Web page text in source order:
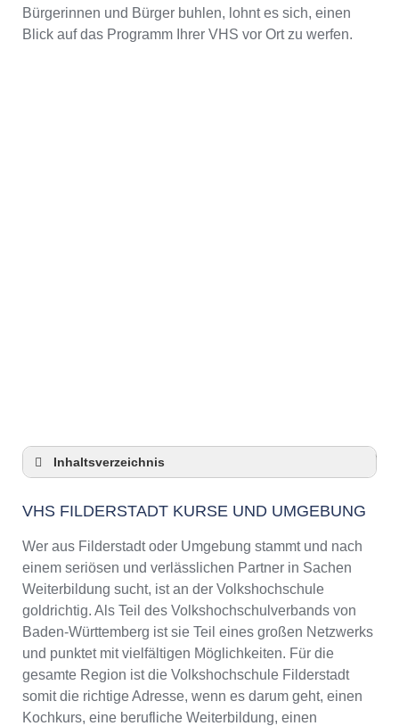
Bürgerinnen und Bürger buhlen, lohnt es sich, einen
Blick auf das Programm Ihrer VHS vor Ort zu werfen.
Anzeige
Inhaltsverzeichnis
VHS Filderstadt – Öffnungszeiten und
Top-Kurse an der Abendschule Filderstadt
Online-Kurse – Alternative Angebote zu einem
Kurs an der VHS
Top-Kurse an der Abendschule Filderstadt
Weiterbildung in Filderstadt
VHS Filderstadt Programm 2025 / 2026
VHS FILDERSTADT KURSE UND UMGEBUNG
Wer aus Filderstadt oder Umgebung stammt und nach
einem seriösen und verlässlichen Partner in Sachen
Weiterbildung sucht, ist an der Volkshochschule
goldrichtig. Als Teil des Volkshochschulverbands von
Baden-Württemberg ist sie Teil eines großen Netzwerks
und punktet mit vielfältigen Möglichkeiten. Für die
gesamte Region ist die Volkshochschule Filderstadt
somit die richtige Adresse, wenn es darum geht, einen
Kochkurs, eine berufliche Weiterbildung, einen